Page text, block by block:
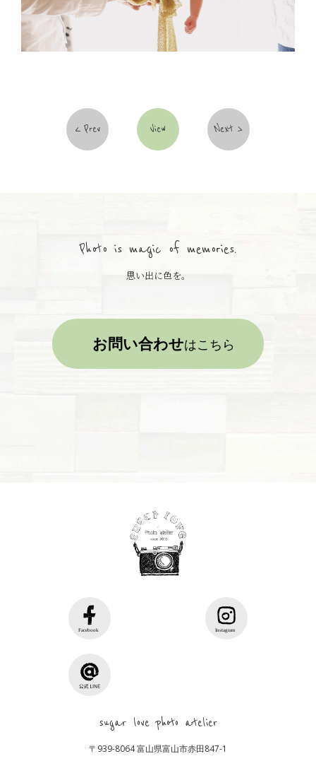
Prev View Next
Photo is magic of memories.
思い出に色を。
お問い合わせはこちら
sugar love photo atelier
〒939-8064 富山県富山市赤田847-1